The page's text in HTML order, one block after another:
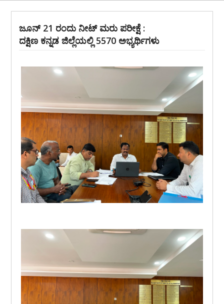
ಜೂನ್ 21 ರಂದು ನೀಟ್ ಮರು ಪರೀಕ್ಷೆ :
ದಕ್ಷಿಣ ಕನ್ನಡ ಜಿಲ್ಲೆಯಲ್ಲಿ 5570 ಅಭ್ಯರ್ಥಿಗಳು